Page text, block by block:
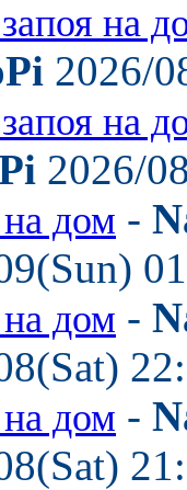
на
2026/
на
2026/
дом -
дом -
дом -